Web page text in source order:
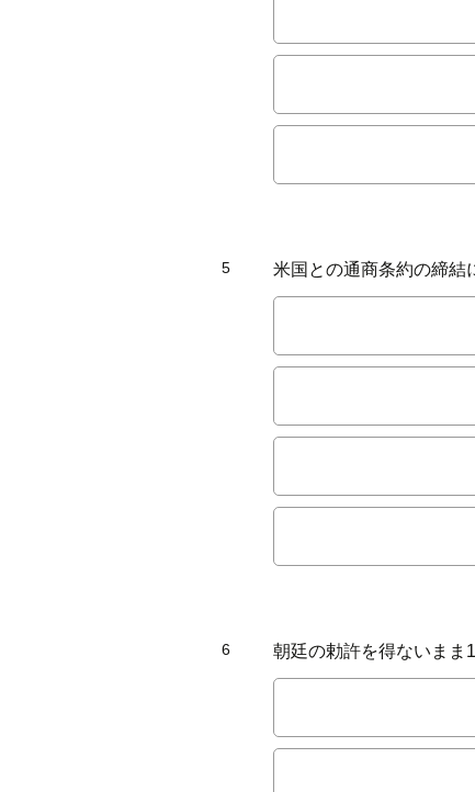
5 米国との通商条約の締結
6 朝廷の勅許を得ないまま